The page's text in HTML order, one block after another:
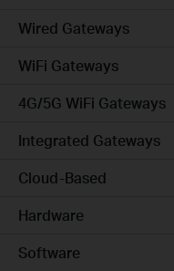
Wired Gateways
WiFi Gateways
4G/5G WiFi Gateways
Integrated Gateways
Cloud-Based
Hardware
Software